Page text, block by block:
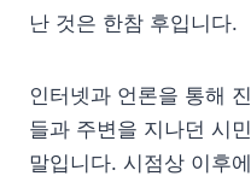
난 것은 한참 후입니다.
인터넷과 언론을 통해
들과 주변을 지나던 시
말입니다. 시점상 이후